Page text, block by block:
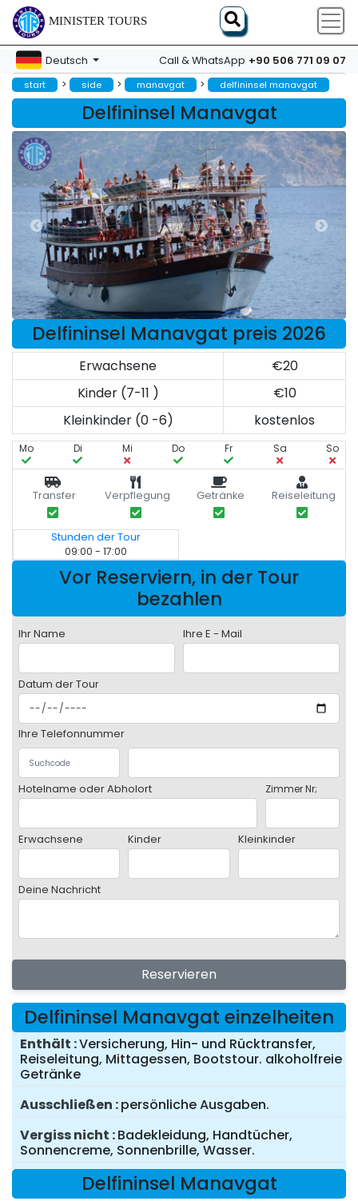
MINISTER TOURS
Deutsch Call & WhatsApp +90 506 771 09 07
start > side > manavgat > delfininsel manavgat
Delfininsel Manavgat
Delfininsel Manavgat preis 2026
Erwachsene
€20
Kinder (7-11 )
€10
Kleinkinder (0 -6)
kostenlos
Mo Di Mi Do Fr Sa So
Transfer Verpflegung Getränke Reiseleitung
Stunden der Tour
09:00 - 17:00
Vor Reserviern, in der Tour
bezahlen
Ihr Name Ihre E - Mail
Datum der Tour
Ihre Telefonnummer
Hotelname oder Abholort Zimmer Nr;
Erwachsene Kinder Kleinkinder
Deine Nachricht
Reservieren
Delfininsel Manavgat einzelheiten
Enthält Versicherung, Hin- und Rücktransfer,
Reiseleitung, Mittagessen, Bootstour. alkoholfreie
Getränke
Ausschließen persönliche Ausgaben.
Vergiss nicht Badekleidung, Handtücher,
Sonnencreme, Sonnenbrille, Wasser.
Delfininsel Manavgat